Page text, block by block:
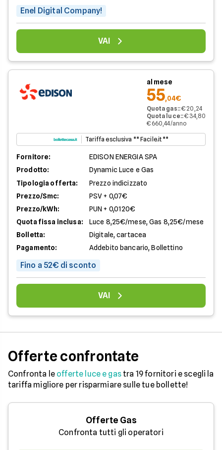
Enel Digital Company!
VAI
al mese
55,04€
Quota gas::€ 20,24
Quota luce::€ 34,80
€ 660,44/anno
Tariffa esclusiva ** Facile.it **
Fornitore:
EDISON ENERGIA SPA
Prodotto:
Dynamic Luce e Gas
Tipologia offerta:
Prezzo indicizzato
Prezzo/Smc:
PSV + 0,07€
Prezzo/kWh:
PUN + 0,0120€
Quota fissa inclusa:
Luce 8,25€/mese, Gas 8,25€/mese
Bolletta:
Digitale, cartacea
Pagamento:
Addebito bancario, Bollettino
Fino a 52€ di sconto
VAI
Offerte confrontate
Confronta le offerte luce e gastra 19 fornitori e scegli la
tariffa migliore per risparmiare sulle tue bollette!
Offerte Gas
Confronta tutti gli operatori